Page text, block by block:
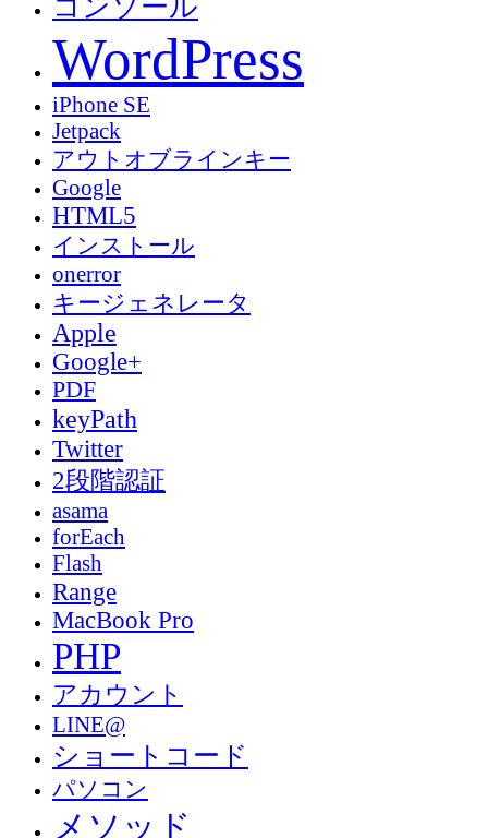
コンソール
WordPress
iPhone SE
Jetpack
アウトオブラインキー
Google
HTML5
インストール
onerror
キージェネレータ
Apple
Google+
PDF
keyPath
Twitter
2段階認証
asama
forEach
Flash
Range
MacBook Pro
PHP
アカウント
LINE@
ショートコード
パソコン
メソッド